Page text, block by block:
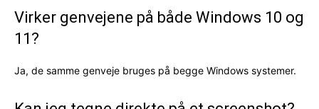
Virker genvejene på både Windows 10 og
11?
Ja, de samme genveje bruges på begge Windows systemer.